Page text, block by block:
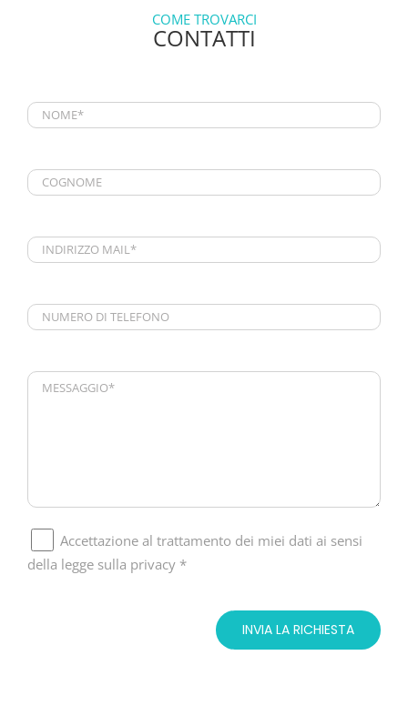
COME TROVARCI
CONTATTI
Accettazione al trattamento dei miei dati ai sensi
della legge sulla privacy *